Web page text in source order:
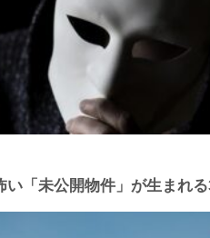
い「未公開物件」が生まれ